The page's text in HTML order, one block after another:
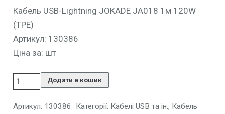
Кабель USB-Lightning JOKADE JA018 1м 120W
(TPE)
Артикул: 130386
Ціна за: шт
Додати в кошик
Артикул: 130386 Категорії: Кабелі USB та ін., Кабель